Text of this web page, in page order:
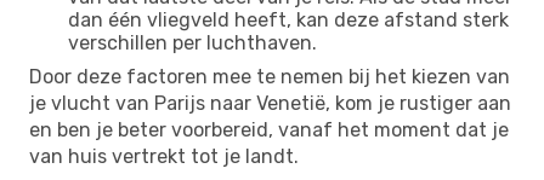
dan één vliegveld heeft, kan deze afstand sterk
verschillen per luchthaven.
Door deze factoren mee te nemen bij het kiezen van
je vlucht van Parijs naar Venetië, kom je rustiger aan
en ben je beter voorbereid, vanaf het moment dat je
van huis vertrekt tot je landt.